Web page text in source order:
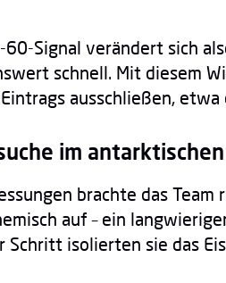
60-Signal verändert sich
schnell. Mit diesem
ausschließen,
im antarktischen
brachte das
auf – ein
Schritt isolierten sie das